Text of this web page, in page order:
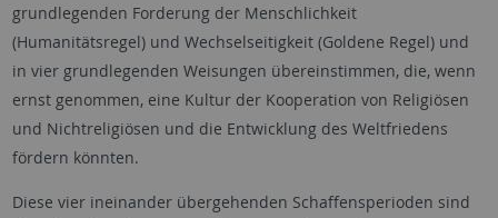
grundlegenden Forderung der Menschlichkeit
(Humanitätsregel) und Wechselseitigkeit (Goldene Regel) und
in vier grundlegenden Weisungen übereinstimmen, die, wenn
ernst genommen, eine Kultur der Kooperation von Religiösen
und Nichtreligiösen und die Entwicklung des Weltfriedens
fördern könnten.
Diese vier ineinander übergehenden Schaffensperioden sind